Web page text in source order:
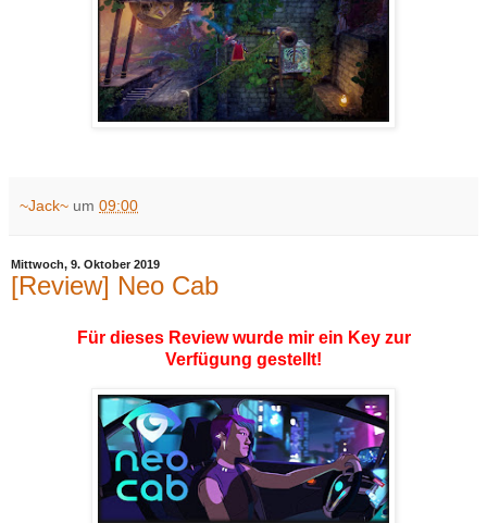
~Jack~ um 09:00
Mittwoch, 9. Oktober 2019
[Review] Neo Cab
Für dieses Review wurde mir ein Key zur
Verfügung gestellt!